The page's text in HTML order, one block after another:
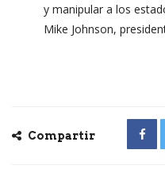
y manipular a los
Mike Johnson,
Compartir